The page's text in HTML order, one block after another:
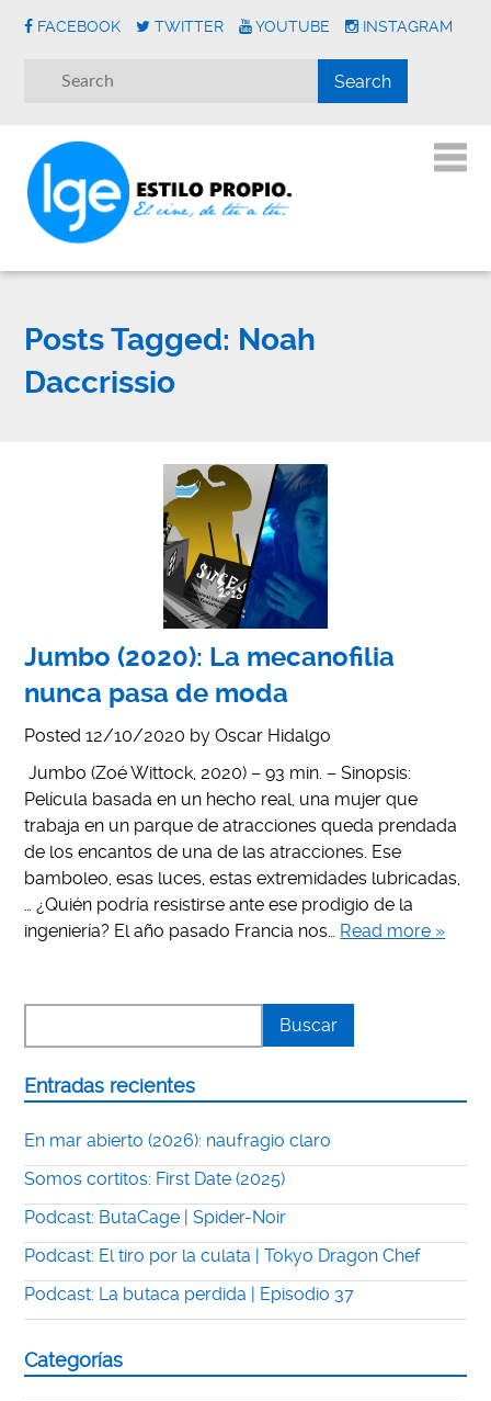
FACEBOOK TWITTER YOUTUBE INSTAGRAM
Posts Tagged: Noah
Daccrissio
Jumbo (2020): La mecanofilia
nunca pasa de moda
Posted12/10/2020 byOscar Hidalgo
Jumbo (Zoé Wittock, 2020) – 93 min. – Sinopsis:
Película basada en un hecho real, una mujer que
trabaja en un parque de atracciones queda prendada
de los encantos de una de las atracciones. Ese
bamboleo, esas luces, estas extremidades lubricadas,
… ¿Quién podría resistirse ante ese prodigio de la
ingeniería? El año pasado Francia nos… Read more »
Entradas recientes
En mar abierto (2026): naufragio claro
Somos cortitos: First Date (2025)
Podcast: ButaCage | Spider-Noir
Podcast: El tiro por la culata | Tokyo Dragon Chef
Podcast: La butaca perdida | Episodio 37
Categorías